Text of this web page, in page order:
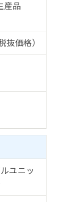
産品
抜価格）
ユニッ